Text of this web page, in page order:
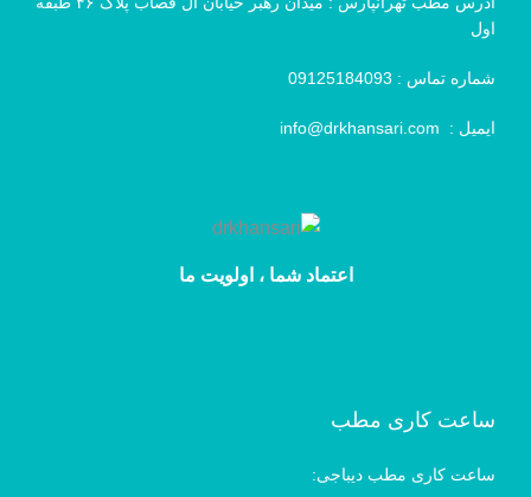
اول
شماره تماس :
ایمیل : info@drkhansari.com
اعتماد شما ، اولویت ما
ساعت کاری مطب
ساعت کاری مطب دیباجی: